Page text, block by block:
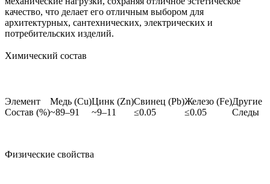
качество, что делает его отличным выбором для
архитектурных, сантехнических, электрических и
потребительских изделий.
Химический состав
Элемент Медь (Cu)Цинк (Zn)Свинец (Pb)Железо (Fe)Другие
Состав (%)~89–91 ~9–11 ≤0.05 ≤0.05 Следы
Физические свойства